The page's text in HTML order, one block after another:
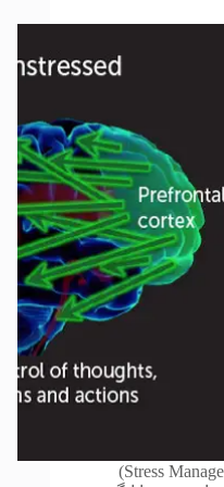
استرس و مدیریت استرس (Stress Management)